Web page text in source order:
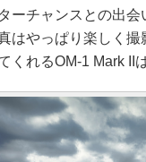
ーチャンスとの出
はやっぱり楽しく
くれるOM-1 Mark II